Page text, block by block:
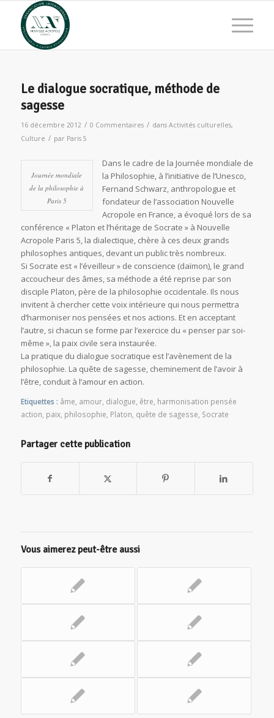
Le dialogue socratique, méthode de
sagesse
16 décembre 2012 / 0 Commentaires / dans Activités culturelles,
Culture / par Paris 5
Journée mondiale
de la philosophie à
Paris 5
Dans le cadre de la Journée mondiale de
la Philosophie, à l’initiative de l’Unesco,
Fernand Schwarz, anthropologue et
fondateur de l’association Nouvelle
Acropole en France, a évoqué lors de sa
conférence « Platon et l’héritage de Socrate » à Nouvelle
Acropole Paris 5, la dialectique, chère à ces deux grands
philosophes antiques, devant un public très nombreux.
Si Socrate est « l’éveilleur » de conscience (daïmon), le grand
accoucheur des âmes, sa méthode a été reprise par son
disciple Platon, père de la philosophie occidentale. Ils nous
invitent à chercher cette voix intérieure qui nous permettra
d’harmoniser nos pensées et nos actions. Et en acceptant
l’autre, si chacun se forme par l’exercice du « penser par soi-
même », la paix civile sera instaurée.
La pratique du dialogue socratique est l’avènement de la
philosophie. La quête de sagesse, cheminement de l’avoir à
l’être, conduit à l’amour en action.
Etiquettes : âme amour, dialogue être harmonisation pensée
action paix, philosophie Platon quête de sagesse Socrate
Partager cette publication
Vous aimerez peut-être aussi